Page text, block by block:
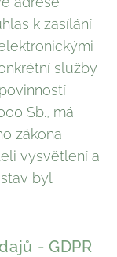
k zasílání
služby
Sb., má
zákona
vysvětlení a
byl
- GDPR